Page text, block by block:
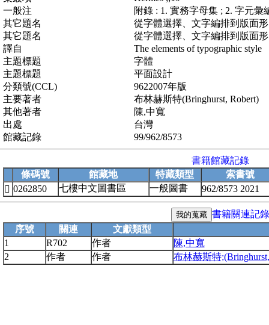
一般注
附錄 : 1. 實務字母集 ; 2. 字元彙
其它題名
從字體選擇、文字編排到版面
其它題名
從字體選擇、文字編排到版面
譯自
The elements of typographic style
主題標題
字體
主題標題
平面設計
分類號(CCL)
9622007年版
主要著者
布林赫斯特(Bringhurst, Robert)
其他著者
陳,中寬
出處
台灣
館藏記錄
99/962/8573
書籍館藏記錄
條碼號
館藏地 特藏類型
索書號
 0262850 七樓中文圖書區 一般圖書 962/8573 2021
書籍關連記錄
序號
關連
文獻類型
1
R702 作者
陳,中寬
2
作者 作者 布林赫斯特